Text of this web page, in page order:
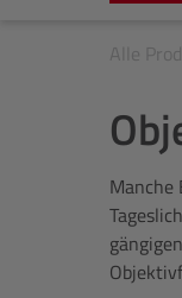
Video
Audio
Apple
Fujifilm
Leica
Nikon
Alle